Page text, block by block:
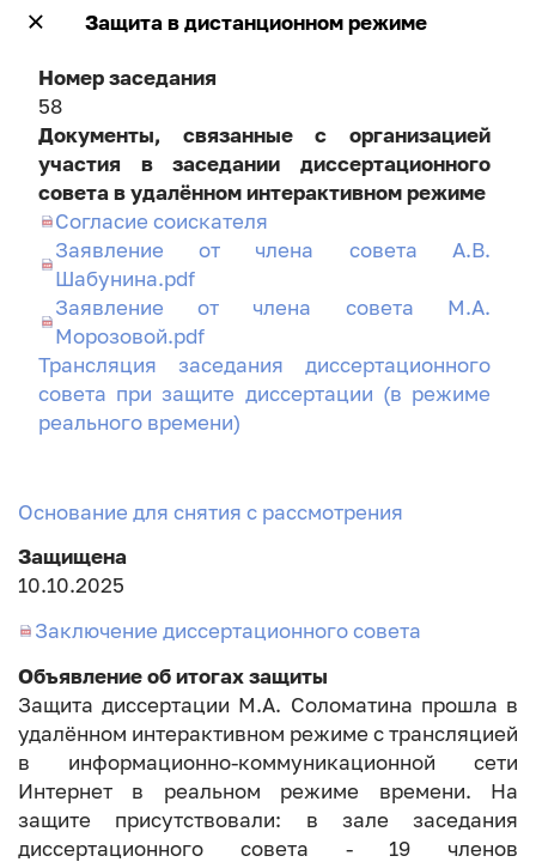
Защита в дистанционном режиме
Номер заседания
58
Документы, связанные с организацией
участия в заседании диссертационного
совета в удалённом интерактивном режиме
Согласие соискателя
Заявление от члена совета А.В.
Шабунина.pdf
Заявление от члена совета М.А.
Морозовой.pdf
Трансляция заседания диссертационного
совета при защите диссертации (в режиме
реального времени)
Основание для снятия с рассмотрения
Защищена
10.10.2025
Заключение диссертационного совета
Объявление об итогах защиты
Защита диссертации М.А. Соломатина прошла в
удалённом интерактивном режиме с трансляцией
в информационно-коммуникационной сети
Интернет в реальном режиме времени. На
защите присутствовали: в зале заседания
диссертационного совета - 19 членов